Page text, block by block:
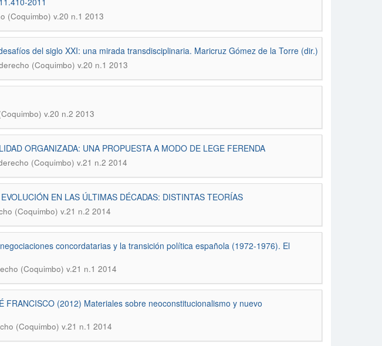
(Coquimbo) v.20 n.1 2013
del siglo XXI: una mirada transdisciplinaria. Maricruz Gómez de la Torre (dir.)
(Coquimbo) v.20 n.1 2013
v.20 n.2 2013
ORGANIZADA: UNA PROPUESTA A MODO DE LEGE FERENDA
(Coquimbo) v.21 n.2 2014
EN LAS ÚLTIMAS DÉCADAS: DISTINTAS TEORÍAS
(Coquimbo) v.21 n.2 2014
concordatarias y la transición política española (1972-1976). El
(Coquimbo) v.21 n.1 2014
FRANCISCO (2012) Materiales sobre neoconstitucionalismo y nuevo
(Coquimbo) v.21 n.1 2014